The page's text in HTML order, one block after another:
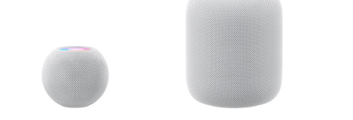
了
解
HomePod<